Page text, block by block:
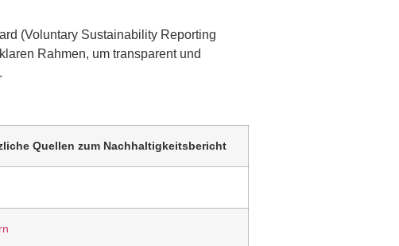
(Voluntary Sustainability Reporting
Rahmen, um transparent und
Quellen zum Nachhaltigkeitsbericht